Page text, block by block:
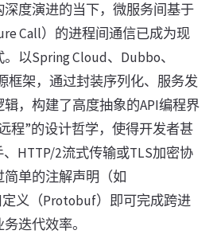
度演进的当下，微服务间基于
Call）的进程间通信已成为现
以Spring Cloud、Dubbo、
框架，通过封装序列化、服务发
，构建了高度抽象的API编程界
程”的设计哲学，使得开发者甚
HTTP/2流式传输或TLS加密协
单的注解声明（如
义（Protobuf）即可完成跨进
迭代效率。